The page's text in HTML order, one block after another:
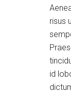
risus
id